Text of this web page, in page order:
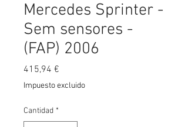
Mercedes Sprinter -
Sem sensores -
(FAP) 2006
415,94 €
Impuesto excluido
Cantidad *